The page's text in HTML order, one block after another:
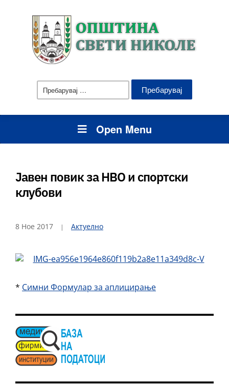
Пребарувај
за:
Open Menu
Јавен повик за НВО и спортски
клубови
8 Ное 2017 Актуелно
* Симни Формулар за аплицирање